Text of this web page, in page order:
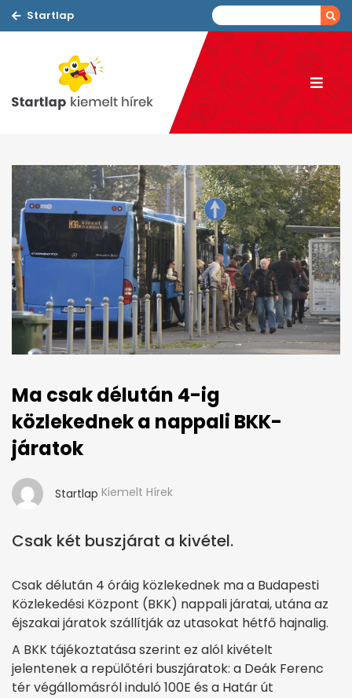
Startlap
Ma csak délután 4-ig
közlekednek a nappali BKK-
járatok
Startlap Kiemelt Hírek
Csak két buszjárat a kivétel.
Csak délután 4 óráig közlekednek ma a Budapesti
Közlekedési Központ (BKK) nappali járatai, utána az
éjszakai járatok szállítják az utasokat hétfő hajnalig.
A BKK tájékoztatása szerint ez alól kivételt
jelentenek a repülőtéri buszjáratok: a Deák Ferenc
tér végállomásról induló 100E és a Határ út